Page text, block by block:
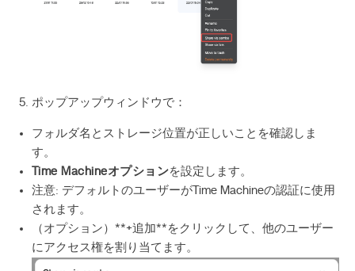
ポップアップウィンドウで：
フォルダ名とストレージ位置が正しいことを確認しま
す。
Time Machineオプションを設定します。
注意: デフォルトのユーザーがTime Machineの認証に使用
されます。
（オプション）**+追加**をクリックして、他のユーザー
にアクセス権を割り当てます。